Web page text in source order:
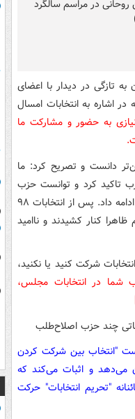
تازگی در دیدار با اعضای
اشاره به انتخابات امسال
به حضور و مشارکت ما
دانست و تصریح کرد: ما
تاکید کرد و توانست حزب
جمهوری اسلامی را تشکیل دهد که بسیار مؤثر بود. باید این خط را ادامه داد. پس از انتخابات ۹۸
ظاهرا کنار کشیدند و ناامید
شرکت کنید یا نکنید،
شما در انتخابات مجلس،
"انتخاب بین شرکت کردن
می‌دهد و اثبات می‌کند که
"تحریم انتخابات" حرکت